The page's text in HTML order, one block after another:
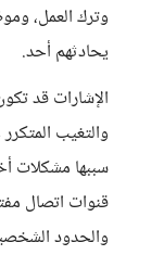
وترك العمل،
يحادثهم أحد.
الإشارات قد
والتغيب
سببها مشكلات
قنوات اتصال
والحدود